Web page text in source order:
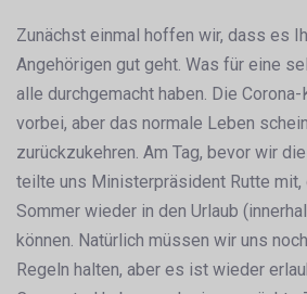
Zunächst einmal hoffen wir, dass es
Angehörigen gut geht. Was für eine
alle durchgemacht haben. Die
vorbei, aber das normale Leben
zurückzukehren. Am Tag, bevor wir
teilte uns Ministerpräsident Rutte
Sommer wieder in den Urlaub
können. Natürlich müssen wir uns
Regeln halten, aber es ist wieder
der
Navigation